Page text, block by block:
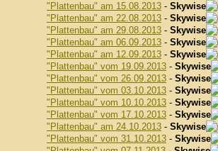
"Plattenbau" am 15.08.2013 - Skywise
"Plattenbau" am 22.08.2013 - Skywise
"Plattenbau" am 29.08.2013 - Skywise
"Plattenbau" am 06.09.2013 - Skywise
"Plattenbau" am 12.09.2013 - Skywise
"Plattenbau" vom 19.09.2013 - Skywise
"Plattenbau" vom 26.09.2013 - Skywise
"Plattenbau" vom 03.10.2013 - Skywise
"Plattenbau" vom 10.10.2013 - Skywise
"Plattenbau" vom 17.10.2013 - Skywise
"Plattenbau" am 24.10.2013 - Skywise
"Plattenbau" vom 31.10.2013 - Skywise